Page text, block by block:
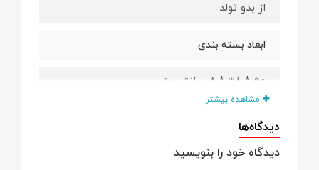
از بدو تولد
ابعاد بسته بندی
50 * 38 * 8 سانتی متر
ابعاد محصول
80 * 50 * 40 سانتی متر
مشاهده بیشتر
دیدگاه‌ها
دیدگاه خود را بنویسید